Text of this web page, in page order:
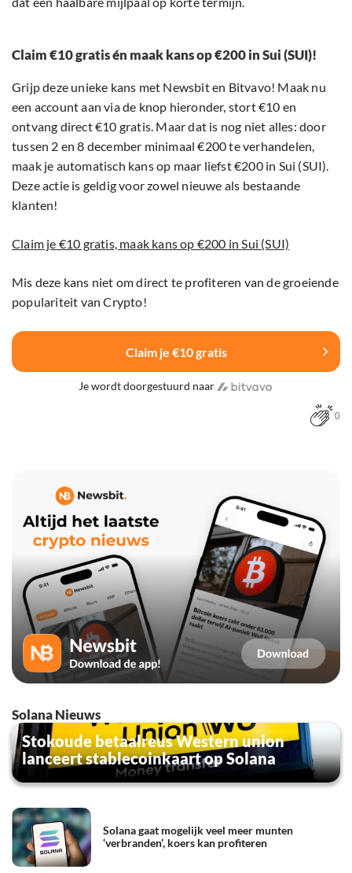
Claim €10 gratis én maak kans op €200 in Sui (SUI)!
Grijp deze unieke kans met Newsbit en Bitvavo! Maak nu
een account aan via de knop hieronder, stort €10 en
ontvang direct €10 gratis. Maar dat is nog niet alles: door
tussen 2 en 8 december minimaal €200 te verhandelen,
maak je automatisch kans op maar liefst €200 in Sui (SUI).
Deze actie is geldig voor zowel nieuwe als bestaande
klanten!
Claim je €10 gratis, maak kans op €200 in Sui (SUI)
Mis deze kans niet om direct te profiteren van de groeiende
populariteit van Crypto!
Claim je €10 gratis
Je wordt doorgestuurd naar
0
Solana Nieuws
Stokoude betaalreus Western union
lanceert stablecoinkaart op Solana
Solana gaat mogelijk veel meer munten
‘verbranden’, koers kan profiteren